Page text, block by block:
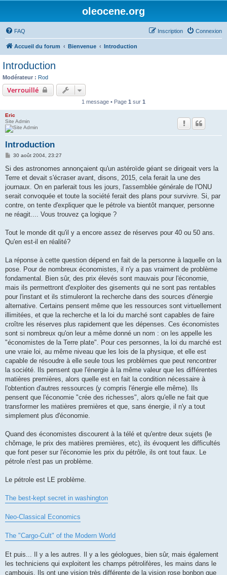
oleocene.org
FAQ Connexion
Inscription
Accueil du forum Bienvenue Introduction
Introduction
Modérateur : Rod
Verrouillé
1 message • Page 1 sur 1
Eric
Site Admin
Introduction
M
a
g
30 août 2004, 23:27
Si des astronomes annonçaient qu'un astéroïde géant se dirigeait vers la
Terre et devait s'écraser avant, disons, 2015, cela ferait la une des
journaux. On en parlerait tous les jours, l'assemblée générale de l'ONU
serait convoquée et toute la société ferait des plans pour survivre. Si, par
contre, on tente d'expliquer que le pétrole va bientôt manquer, personne
ne réagit.... Vous trouvez ça logique ?
Tout le monde dit qu'il y a encore assez de réserves pour 40 ou 50 ans.
Qu'en est-il en réalité?
La réponse à cette question dépend en fait de la personne à laquelle on la
pose. Pour de nombreux économistes, il n'y a pas vraiment de problème
fondamental. Bien sûr, des prix élevés sont mauvais pour l'économie,
mais ils permettront d'exploiter des gisements qui ne sont pas rentables
pour l'instant et ils stimuleront la recherche dans des sources d'énergie
alternative. Certains pensent même que les ressources sont virtuellement
illimitées, et que la recherche et la loi du marché sont capables de faire
croître les réserves plus rapidement que les dépenses. Ces économistes
sont si nombreux qu'on leur a même donné un nom : on les appelle les
"économistes de la Terre plate". Pour ces personnes, la loi du marché est
une vraie loi, au même niveau que les lois de la physique, et elle est
capable de résoudre à elle seule tous les problèmes que peut rencontrer
la société. Ils pensent que l'énergie à la même valeur que les différentes
matières premières, alors quelle est en fait la condition nécessaire à
l'obtention d'autres ressources (y compris l'énergie elle même). Ils
pensent que l'économie "crée des richesses", alors qu'elle ne fait que
transformer les matières premières et que, sans énergie, il n'y a tout
simplement plus d'économie.
Quand des économistes discourent à la télé et qu'entre deux sujets (le
chômage, le prix des matières premières, etc), ils évoquent les difficultés
que font peser sur l'économie les prix du pétrôle, ils ont tout faux. Le
pétrole n'est pas un problème.
Le pétrole est LE problème.
The best-kept secret in washington
Neo-Classical Economics
The "Cargo-Cult" of the Modern World
Et puis... Il y a les autres. Il y a les géologues, bien sûr, mais également
les techniciens qui exploitent les champs pétrolifères, les mains dans le
cambouis. Ils ont une vision très différente de la vision rose bonbon que